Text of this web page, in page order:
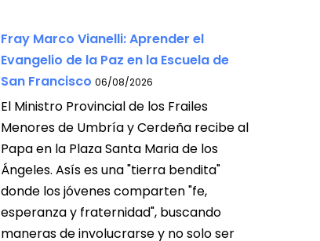
Fray Marco Vianelli: Aprender el
Evangelio de la Paz en la Escuela de
San Francisco 06/08/2026
El Ministro Provincial de los Frailes
Menores de Umbría y Cerdeña recibe al
Papa en la Plaza Santa Maria de los
Ángeles. Asís es una "tierra bendita"
donde los jóvenes comparten "fe,
esperanza y fraternidad", buscando
maneras de involucrarse y no solo ser